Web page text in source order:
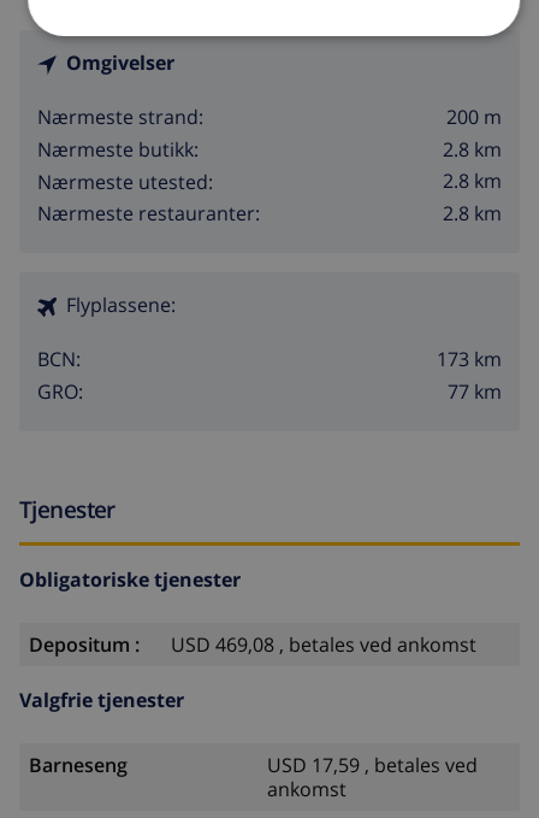
Omgivelser
Nærmeste strand:
200 m
Nærmeste butikk:
2.8 km
Nærmeste utested:
2.8 km
Nærmeste restauranter:
2.8 km
Flyplassene:
BCN:
173 km
GRO:
77 km
Tjenester
Obligatoriske tjenester
Depositum : USD 469,08 , betales ved ankomst
Valgfrie tjenester
Barneseng
USD 17,59 , betales ved
ankomst